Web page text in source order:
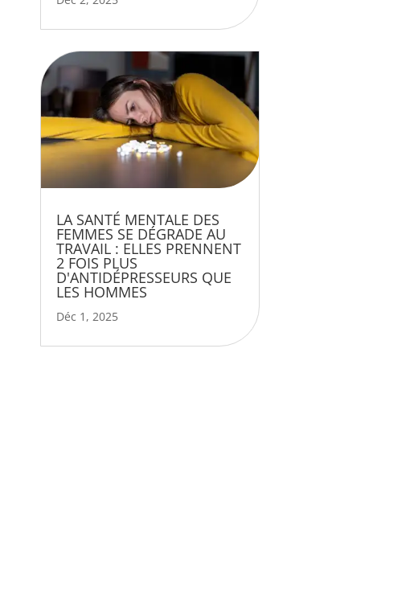
LA SANTÉ MENTALE DES
FEMMES SE DÉGRADE AU
TRAVAIL : ELLES PRENNENT
2 FOIS PLUS
D'ANTIDÉPRESSEURS QUE
LES HOMMES
Déc 1, 2025